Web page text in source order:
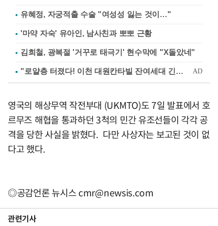
유혜정, 자궁적출 수술 "여성성 잃는 것이…"
'마약 자숙' 유아인, 남사친과 뽀뽀 근황
김희철, 광복절 '거꾸로 태극기' 현수막에 "X돌았네"
영국의 해상무역 작전부대 (UKMTO)도 7일 발표에서 호
르무즈 해협을 통과하던 3척의 민간 유조선들이 각각 공
격을 당한 사실을 밝혔다. 다만 사상자는 보고된 것이 없
다고 했다.
◎공감언론 뉴시스cmr@newsis.com
관련기사